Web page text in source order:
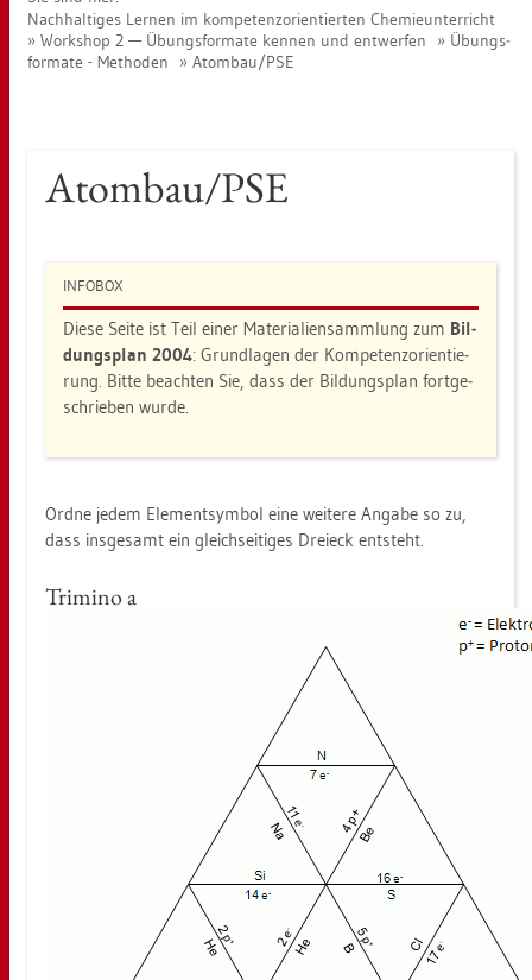
Nach­hal­ti­ges Ler­nen im kom­pe­tenz­ori­en­tier­ten Che­mie­un­ter­richt
Work­shop 2 — Übungs­for­ma­te ken­nen und ent­wer­fen
Übungs­
for­ma­te - Me­tho­den
Atom­bau/PSE
Atom­bau/PSE
IN­FO­BOX
Diese Seite ist Teil einer Ma­te­ria­li­en­samm­lung zum Bil­
dungs­plan 2004: Grund­la­gen der Kom­pe­tenz­ori­en­tie­
rung. Bitte be­ach­ten Sie, dass der Bil­dungs­plan fort­ge­
schrie­ben wurde.
Ordne jedem Ele­ment­sym­bol eine wei­te­re An­ga­be so zu,
dass ins­ge­samt ein gleich­sei­ti­ges Drei­eck ent­steht.
Tri­mi­no a